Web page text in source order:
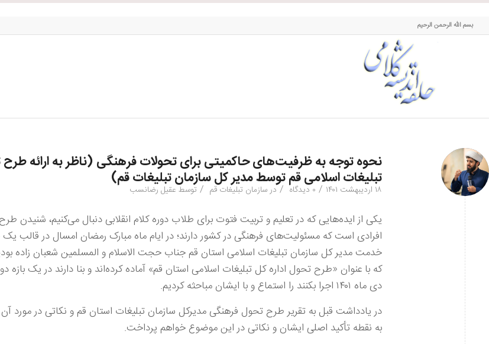
حلقه اندیشه کلامی
بسم الله الرحمن الرحیم
نحوه توجه به ظرفیت‌های‌ حاکمیتی برای تحولات فرهنگی (ناظر به ارائه طرح
تبلیغات اسلامی قم توسط مدیر کل سازمان تبلیغات قم)
۱۸ اردیبهشت ۱۴۰۱ / ۰ دیدگاه / در سازمان تبلیغات قم / توسط عقیل رضانسب
یکی از ایده‌هایی که در تعلیم و تربیت فتوت برای طلاب دوره کلام انقلابی دنبال می‌کنیم، شنیدن
افرادی است که مسئولیت‌های فرهنگی در کشور دارند؛ در ایام ماه مبارک رمضان امسال در قالب
خدمت مدیر کل سازمان تبلیغات اسلامی استان قم جناب حجت الاسلام و المسلمین شعبان زاده
دی ماه ۱۴۰۱ اجرا بکنند را استماع و با ایشان مباحثه کردیم.
در یادداشت قبل به تقریر طرح تحول فرهنگی مدیرکل سازمان تبلیغات استان قم و نکاتی در مورد
به نقطه تأکید اصلی ایشان و نکاتی در این موضوع خواهم پرداخت.